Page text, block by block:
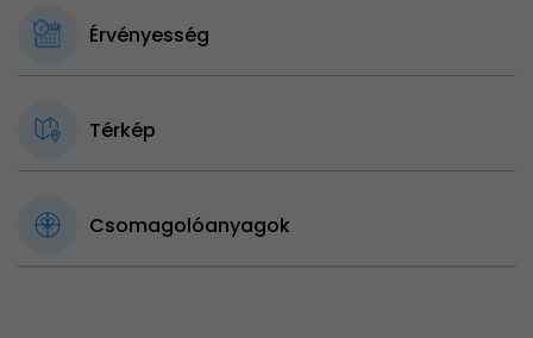
Érvényesség
Térkép
Csomagolóanyagok